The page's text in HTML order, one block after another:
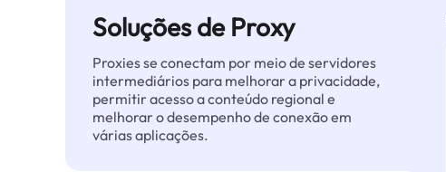
Soluções de Proxy
Proxies se conectam por meio de servidores
intermediários para melhorar a privacidade,
permitir acesso a conteúdo regional e
melhorar o desempenho de conexão em
várias aplicações.